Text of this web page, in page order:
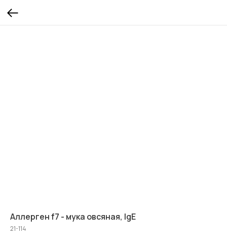
Аллерген f7 - мука овсяная, IgE
21-114